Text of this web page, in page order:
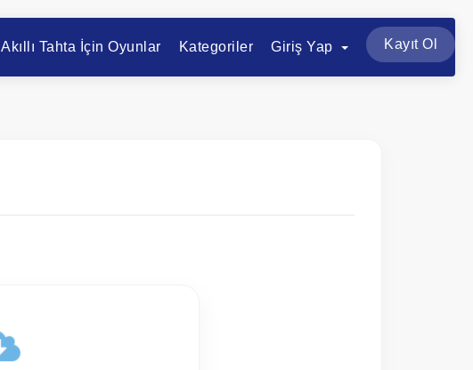
Akıllı Tahta İçin Oyunlar Kategoriler Giriş Yap Kayıt Ol